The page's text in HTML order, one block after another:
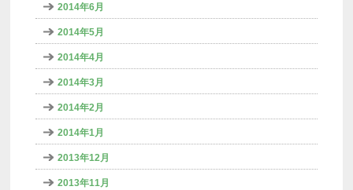
2014年6月
2014年5月
2014年4月
2014年3月
2014年2月
2014年1月
2013年12月
2013年11月